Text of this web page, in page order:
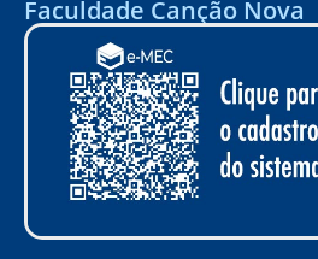
Faculdade Canção Nova